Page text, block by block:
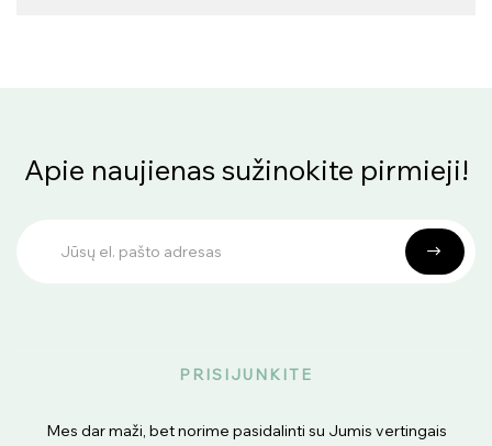
Apie naujienas sužinokite pirmieji!
PRISIJUNKITE
Mes dar maži, bet norime pasidalinti su Jumis vertingais